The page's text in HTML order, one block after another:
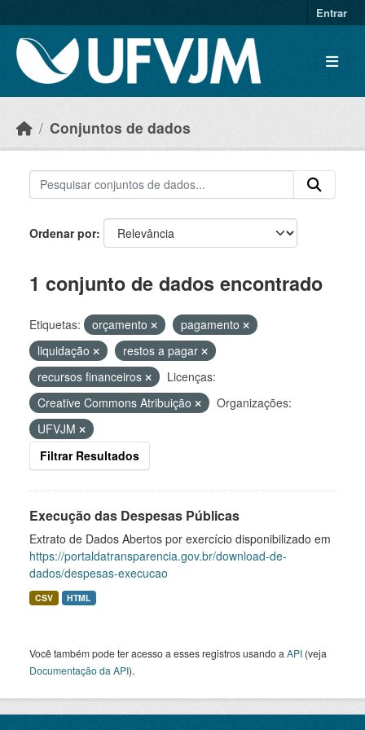
Entrar
Conjuntos de dados
Ordenar por
1 conjunto de dados encontrado
Etiquetas: orçamento
pagamento
liquidação
restos a pagar
recursos financeiros
Licenças:
Creative Commons Atribuição
Organizações:
UFVJM
Filtrar Resultados
Execução das Despesas Públicas
Extrato de Dados Abertos por exercício disponibilizado em
https://portaldatransparencia.gov.br/download-de-
dados/despesas-execucao
CSV HTML
Você também pode ter acesso a esses registros usando a API (veja
Documentação da API).